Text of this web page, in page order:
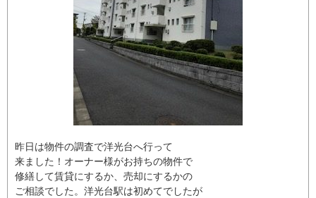
昨日は物件の調査で洋光台へ行って
来ました！オーナー様がお持ちの物件で
修繕して賃貸にするか、売却にするかの
ご相談でした。洋光台駅は初めてでしたが